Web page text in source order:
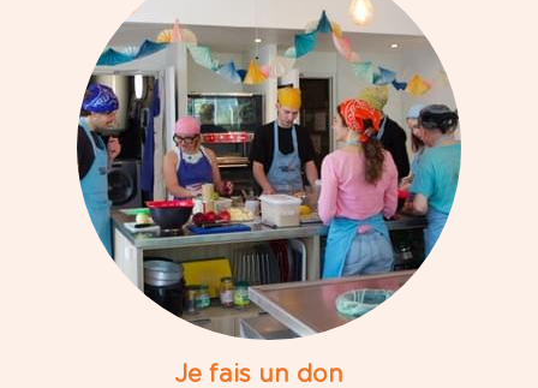
Je fais un don